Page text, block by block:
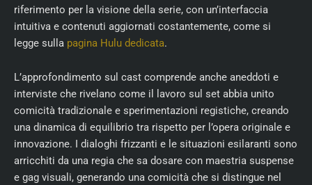
riferimento per la visione della serie, con un’interfaccia
intuitiva e contenuti aggiornati costantemente, come si
legge sulla pagina Hulu dedicata.
L’approfondimento sul cast comprende anche aneddoti e
interviste che rivelano come il lavoro sul set abbia unito
comicità tradizionale e sperimentazioni registiche, creando
una dinamica di equilibrio tra rispetto per l’opera originale e
innovazione. I dialoghi frizzanti e le situazioni esilaranti sono
arricchiti da una regia che sa dosare con maestria suspense
e gag visuali, generando una comicità che si distingue nel